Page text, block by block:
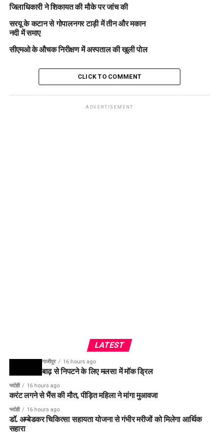
जिलाधिकारी ने शिकायत की मौके पर जांच की
सरयू के कटान से गोपालनगर टाड़ी में तीन और मकान
नदी में समाए
सीएमओ के औचक निरीक्षण में अस्पताल की खुली पोल
CLICK TO COMMENT
ADVERTISEMENT
LATEST
गाजीपुर 16 hours ago
बाढ़ से निपटने के लिए मलसा में मॉक ड्रिल
भदोही 16 hours ago
करंट लगने से भैंस की मौत, पीड़ित महिला ने मांगा मुआवजा
भदोही 16 hours ago
डॉ. अम्बेडकर चिकित्सा सहायता योजना से गंभीर मरीजों को मिलेगा आर्थिक
सहारा